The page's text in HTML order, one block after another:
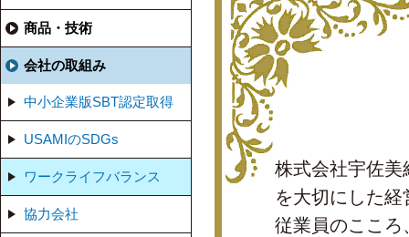
商品・技術
会社の取組み
中小企業版SBT認定取得
USAMIのSDGs
ワークライフバランス
協力会社
株式会社宇佐
を大切にした
従業員のここ